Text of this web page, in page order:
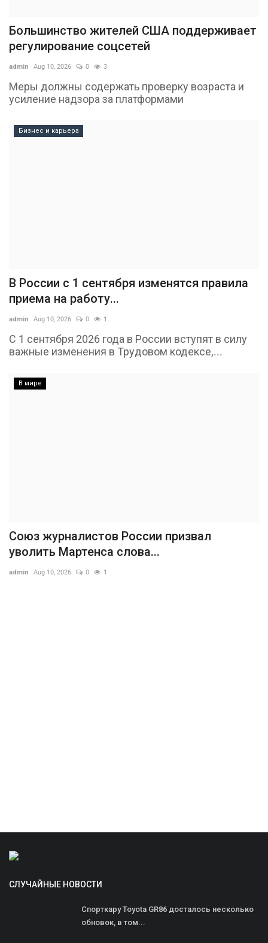
Большинство жителей США поддерживает
регулирование соцсетей
admin Aug 10, 2026 0 3
Меры должны содержать проверку возраста и
усиление надзора за платформами
Бизнес и карьера
В России с 1 сентября изменятся правила
приема на работу...
admin Aug 10, 2026 0 1
С 1 сентября 2026 года в России вступят в силу
важные изменения в Трудовом кодексе,...
В мире
Союз журналистов России призвал
уволить Мартенса слова...
admin Aug 10, 2026 0 1
СЛУЧАЙНЫЕ НОВОСТИ
Спорткару Toyota GR86 досталось несколько
обновок, в том...